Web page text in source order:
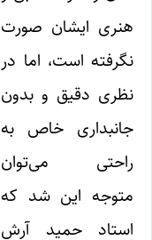
هنری ایشان صورت
نگرفته است، اما در
نظری دقیق و بدون
جانبداری خاص به
راحتی می‌توان
متوجه این شد که
استاد حمید آرش